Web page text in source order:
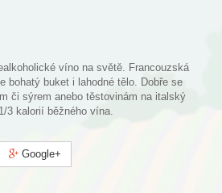
víno na světě. Francouzská
bohatý buket i lahodné tělo. Dobře se
či sýrem anebo těstovinám na italský
3 kalorií běžného vína.
Google+